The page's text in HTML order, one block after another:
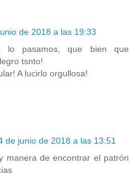
de 2018 a las 19:33
lo pasamos, que bien que
tsnto!
A lucirlo orgullosa!
de junio de 2018 a las 13:51
manera de encontrar el patrón